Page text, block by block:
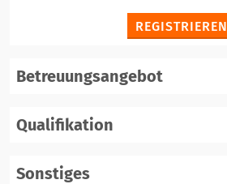
REGISTRIEREN
Betreuungsangebot
Qualifikation
Sonstiges